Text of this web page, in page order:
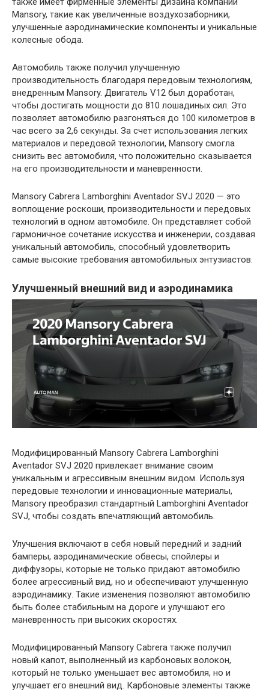
Mansory, такие как увеличенные воздухозаборники,
улучшенные аэродинамические компоненты и уникальные
колесные обода.
Автомобиль также получил улучшенную
производительность благодаря передовым технологиям,
внедренным Mansory. Двигатель V12 был доработан,
чтобы достигать мощности до 810 лошадиных сил. Это
позволяет автомобилю разгоняться до 100 километров в
час всего за 2,6 секунды. За счет использования легких
материалов и передовой технологии, Mansory смогла
снизить вес автомобиля, что положительно сказывается
на его производительности и маневренности.
Mansory Cabrera Lamborghini Aventador SVJ 2020 — это
воплощение роскоши, производительности и передовых
технологий в одном автомобиле. Он представляет собой
гармоничное сочетание искусства и инженерии, создавая
уникальный автомобиль, способный удовлетворить
самые высокие требования автомобильных энтузиастов.
Улучшенный внешний вид и аэродинамика
Модифицированный Mansory Cabrera Lamborghini
Aventador SVJ 2020 привлекает внимание своим
уникальным и агрессивным внешним видом. Используя
передовые технологии и инновационные материалы,
Mansory преобразил стандартный Lamborghini Aventador
SVJ, чтобы создать впечатляющий автомобиль.
Улучшения включают в себя новый передний и задний
бамперы, аэродинамические обвесы, спойлеры и
диффузоры, которые не только придают автомобилю
более агрессивный вид, но и обеспечивают улучшенную
аэродинамику. Такие изменения позволяют автомобилю
быть более стабильным на дороге и улучшают его
маневренность при высоких скоростях.
Модифицированный Mansory Cabrera также получил
новый капот, выполненный из карбоновых волокон,
который не только уменьшает вес автомобиля, но и
улучшает его внешний вид. Карбоновые элементы также